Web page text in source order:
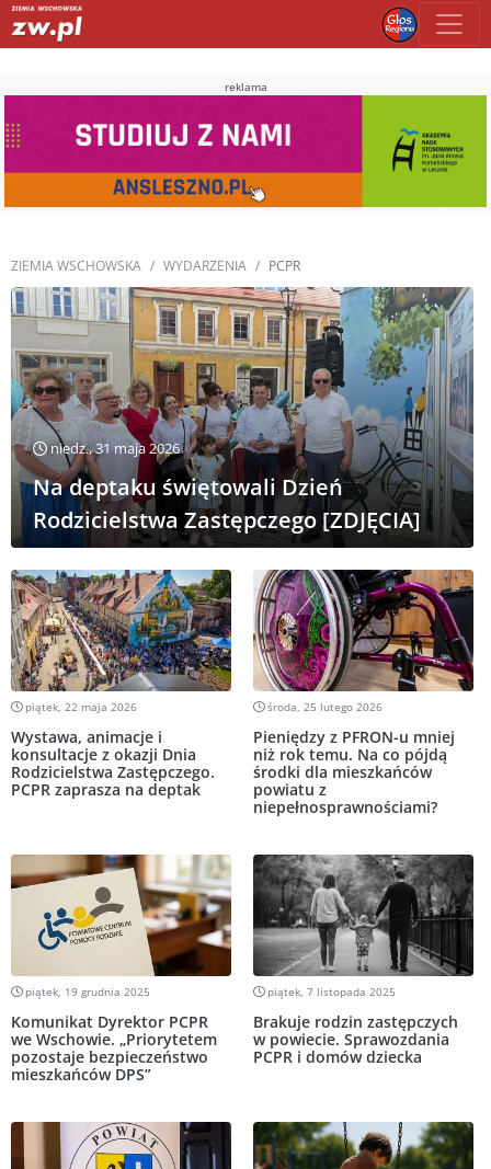
reklama
ZIEMIA WSCHOWSKA WYDARZENIA PCPR
niedz., 31 maja 2026
Na deptaku świętowali Dzień
Rodzicielstwa Zastępczego [ZDJĘCIA]
piątek, 22 maja 2026
Wystawa, animacje i
konsultacje z okazji Dnia
Rodzicielstwa Zastępczego.
PCPR zaprasza na deptak
środa, 25 lutego 2026
Pieniędzy z PFRON-u mniej
niż rok temu. Na co pójdą
środki dla mieszkańców
powiatu z
niepełnosprawnościami?
piątek, 19 grudnia 2025
Komunikat Dyrektor PCPR
we Wschowie. „Priorytetem
pozostaje bezpieczeństwo
mieszkańców DPS”
piątek, 7 listopada 2025
Brakuje rodzin zastępczych
w powiecie. Sprawozdania
PCPR i domów dziecka